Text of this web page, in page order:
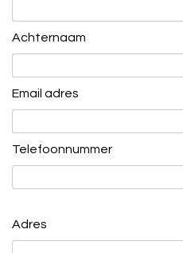
Achternaam
Email adres
Telefoonnummer
Adres